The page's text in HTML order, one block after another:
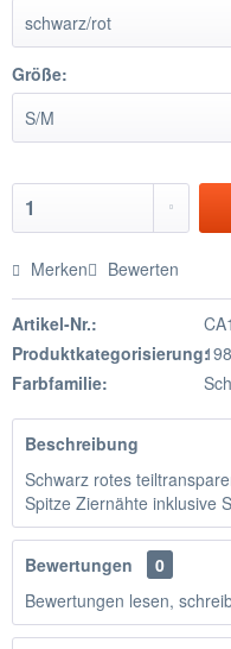
Größe:
Merken Bewerten
Artikel-Nr.:
Produktkategorisierung:
Farbfamilie:
Beschreibung
Schwarz rotes
Spitze Ziernähte inklusive
Bewertungen
0
Bewertungen lesen,